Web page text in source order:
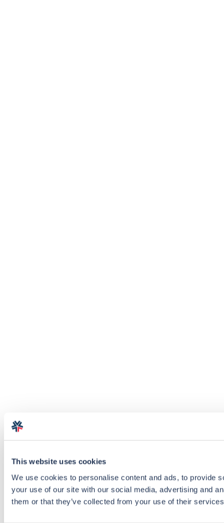
This website uses cookies
We use cookies to personalise content and ads, to provide
your use of our site with our social media, advertising and
them or that they’ve collected from your use of their